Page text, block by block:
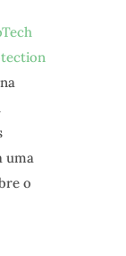
uma
o